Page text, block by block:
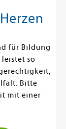
für Bildung
so
Bitte
mit einer